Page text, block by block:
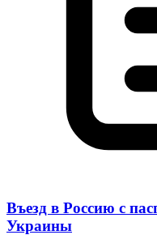
Въезд в Россию с
Украины